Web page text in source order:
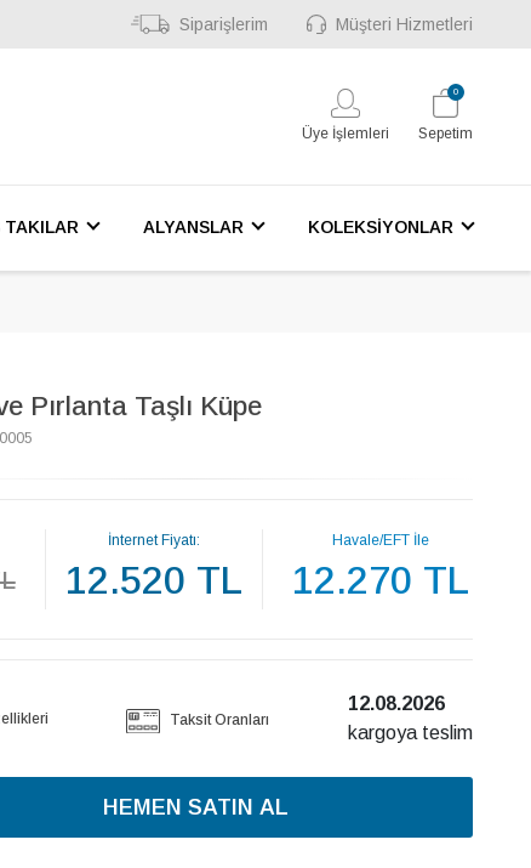
Siparişlerim Müşteri Hizmetleri
Üye İşlemleri Sepetim
0
TAKILAR ALYANSLAR KOLEKSİYONLAR
Pırlanta Taşlı Küpe
İnternet Fiyatı:
12.520 TL
Havale/EFT İle
12.270 TL
Taksit Oranları
12.08.2026
kargoya teslim
HEMEN SATIN AL